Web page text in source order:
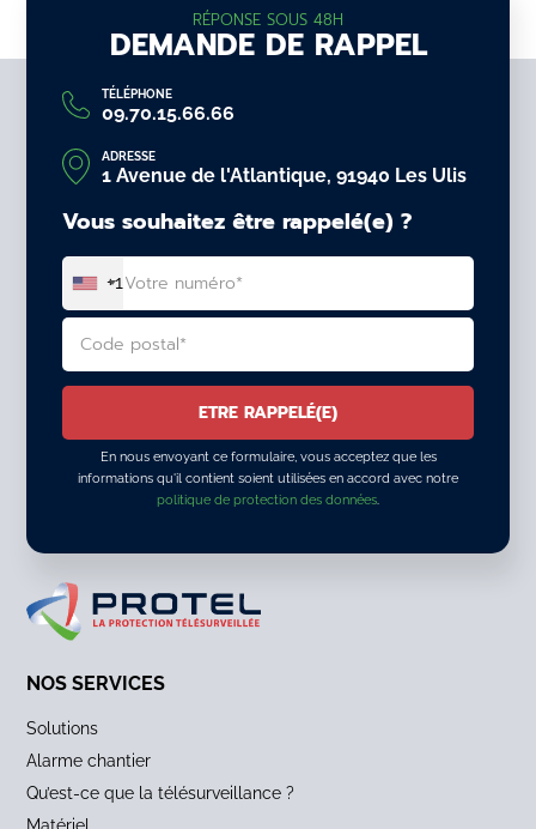
NOS SERVICES
Solutions
Alarme chantier
Qu’est-ce que la télésurveillance ?
Matériel
RÉPONSE SOUS 48H
DEMANDE DE RAPPEL
TÉLÉPHONE
09.70.15.66.66
ADRESSE
1 Avenue de l'Atlantique, 91940 Les Ulis
Vous souhaitez être rappelé(e) ?
+1
En nous envoyant ce formulaire, vous acceptez que les
informations qu'il contient soient utilisées en accord avec notre
politique de protection des données.